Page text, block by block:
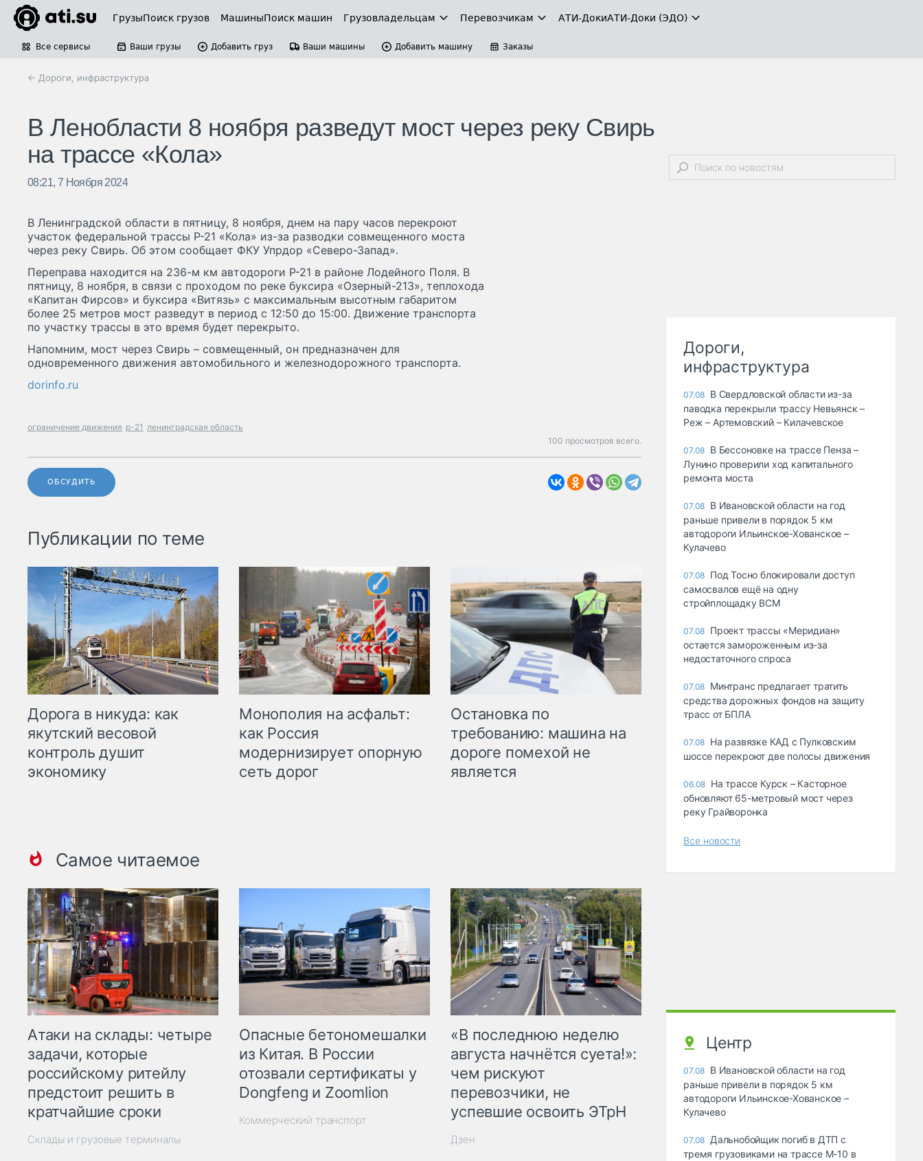
ГрузыПоиск грузов МашиныПоиск машин Грузовладельцам Перевозчикам АТИ-ДокиАТИ-Доки (ЭДО)
Все сервисы Ваши грузы Добавить груз Ваши машины Добавить машину Заказы
← Дороги, инфраструктура
В Ленобласти 8 ноября разведут мост через реку Свирь
на трассе «Кола»
08:21, 7 Ноября 2024
В Ленинградской области в пятницу, 8 ноября, днем на пару часов перекроют
участок федеральной трассы Р-21 «Кола» из-за разводки совмещенного моста
через реку Свирь. Об этом сообщает ФКУ Упрдор «Северо-Запад».
Переправа находится на 236-м км автодороги Р-21 в районе Лодейного Поля. В
пятницу, 8 ноября, в связи с проходом по реке буксира «Озерный-213», теплохода
«Капитан Фирсов» и буксира «Витязь» с максимальным высотным габаритом
более 25 метров мост разведут в период с 12:50 до 15:00. Движение транспорта
по участку трассы в это время будет перекрыто.
Напомним, мост через Свирь – совмещенный, он предназначен для
одновременного движения автомобильного и железнодорожного транспорта.
dorinfo.ru
ограничение движения р-21 ленинградская область
100 просмотров всего.
ОБСУДИТЬ
Публикации по теме
Дорога в никуда: как
якутский весовой
контроль душит
экономику
Монополия на асфальт:
как Россия
модернизирует опорную
сеть дорог
Остановка по
требованию: машина на
дороге помехой не
является
Самое читаемое
Атаки на склады: четыре
задачи, которые
российскому ритейлу
предстоит решить в
кратчайшие сроки
Склады и грузовые терминалы
Опасные бетономешалки
из Китая. В России
отозвали сертификаты у
Dongfeng и Zoomlion
Коммерческий транспорт
«В последнюю неделю
августа начнётся суета!»:
чем рискуют
перевозчики, не
успевшие освоить ЭТрН
Дзен
Дороги,
инфраструктура
07.08 В Свердловской области из-за
паводка перекрыли трассу Невьянск –
Реж – Артемовский – Килачевское
07.08 В Бессоновке на трассе Пенза –
Лунино проверили ход капитального
ремонта моста
07.08 В Ивановской области на год
раньше привели в порядок 5 км
автодороги Ильинское-Хованское –
Кулачево
07.08 Под Тосно блокировали доступ
самосвалов ещё на одну
стройплощадку ВСМ
07.08 Проект трассы «Меридиан»
остается замороженным из-за
недостаточного спроса
07.08 Минтранс предлагает тратить
средства дорожных фондов на защиту
трасс от БПЛА
07.08 На развязке КАД с Пулковским
шоссе перекроют две полосы движения
06.08 На трассе Курск – Касторное
обновляют 65-метровый мост через
реку Грайворонка
Все новости
Центр
07.08 В Ивановской области на год
раньше привели в порядок 5 км
автодороги Ильинское-Хованское –
Кулачево
07.08 Дальнобойщик погиб в ДТП с
тремя грузовиками на трассе М-10 в